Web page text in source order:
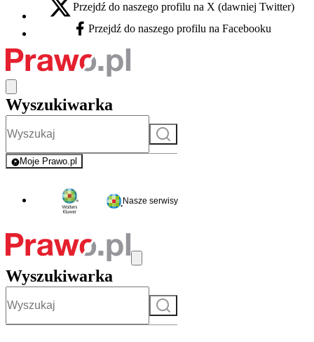
X - otwiera się w nowej karcie
Przejdź do naszego profilu na X (dawniej Twitter)
Facebook - otwiera się w nowej karcie
Przejdź do naszego profilu na Facebooku
Wyszukiwarka
Szukaj
Moje Prawo.pl
- rejestracja i logowanie do serwisu
Nasze serwisy
Wyszukiwarka
Szukaj